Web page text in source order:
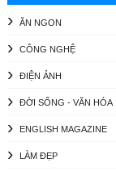
ĂN NGON
CÔNG NGHỆ
ĐIỆN ẢNH
ĐỜI SỐNG - VĂN HÓA
ENGLISH MAGAZINE
LÀM ĐẸP